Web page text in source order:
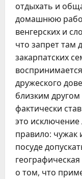
отдыхать и
домашнюю
венгерских и
что запрет там
закарпатских
дружеского
близким
фактически
это
правило: чужак
посуде
о том, что